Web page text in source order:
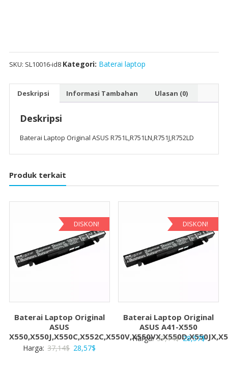
SKU: SL10016-id8 Kategori: Baterai laptop
Deskripsi Informasi Tambahan Ulasan (0)
Deskripsi
Baterai Laptop Original ASUS R751L,R751LN,R751J,R752LD
Produk terkait
DISKON!
Baterai Laptop Original
ASUS
Harga: 37,14$ Harga
28,57$
DISKON!
Baterai Laptop Original
ASUS A41-X550
Harga: 37,14$Harga
28,57$Harga